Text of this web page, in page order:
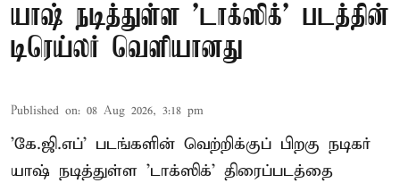
யாஷ் நடித்துள்ள 'டாக்‌ஸிக்' படத்தின்
டிரெய்லர் வெளியானது
Published on: 08 Aug 2026, 3:18 pm
'கே.ஜி.எப்' படங்களின் வெற்றிக்குப் பிறகு நடிகர்
யாஷ் நடித்துள்ள 'டாக்ஸிக்' திரைப்படத்தை